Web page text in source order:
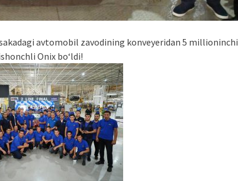
avtomobil zavodining konveyeridan 5 millioninchi
Onix bo‘ldi!